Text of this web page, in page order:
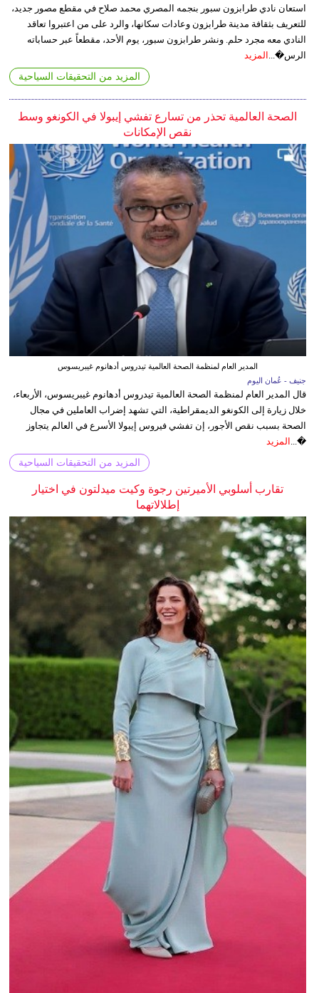
استعان نادي طرابزون سبور بنجمه المصري محمد صلاح في مقطع مصور جديد،
للتعريف بثقافة مدينة طرابزون وعادات سكانها، والرد على من اعتبروا تعاقد
النادي معه مجرد حلم. ونشر طرابزون سبور، يوم الأحد، مقطعاً عبر حساباته
الرس�... المزيد
المزيد من التحقيقات السياحية
الصحة العالمية تحذر من تسارع تفشي إيبولا في الكونغو وسط
نقص الإمكانات
المدير العام لمنظمة الصحة العالمية تيدروس أدهانوم غيبريسوس
جنيف - عُمان اليوم
قال المدير العام لمنظمة الصحة العالمية تيدروس أدهانوم غيبريسوس، الأربعاء،
خلال زيارة إلى الكونغو الديمقراطية، التي تشهد إضراب العاملين في مجال
الصحة بسبب نقص الأجور، إن تفشي فيروس إيبولا الأسرع في العالم يتجاوز
�...
المزيد
المزيد من التحقيقات السياحية
تقارب أسلوبي الأميرتين رجوة وكيت ميدلتون في اختيار
إطلالاتهما